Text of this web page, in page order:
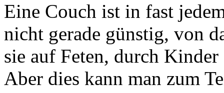
Eine Couch ist in fast
nicht gerade günstig, von
sie auf Feten, durch
Aber dies kann man zum